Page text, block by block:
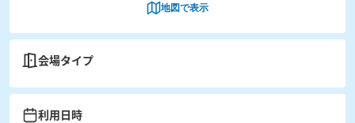
地図で表示
会場タイプ
利用日時